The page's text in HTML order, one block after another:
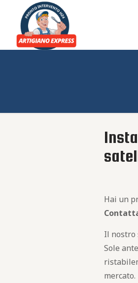
Hai un
Il nostro
Sole
mercato.